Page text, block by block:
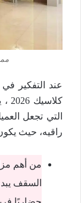
عند التفكير
التي تجعل
راقيه، حيث
من أهم
السقف